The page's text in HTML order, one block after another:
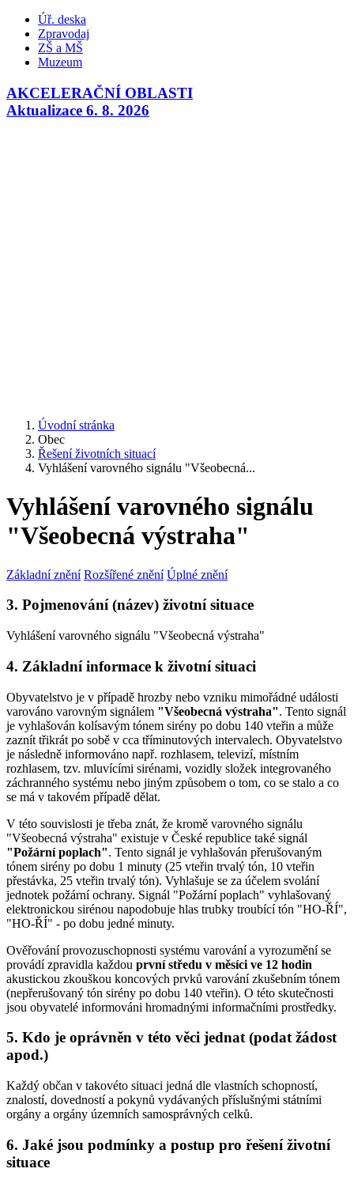
Úř. deska
Zpravodaj
ZŠ a MŠ
Muzeum
AKCELERAČNÍ OBLASTI
Aktualizace 6. 8. 2026
Úvodní stránka
Obec
Řešení životních situací
Vyhlášení varovného signálu "Všeobecná...
Vyhlášení varovného signálu
"Všeobecná výstraha"
Základní znění Rozšířené znění Úplné znění
3. Pojmenování (název) životní situace
Vyhlášení varovného signálu "Všeobecná výstraha"
4. Základní informace k životní situaci
Obyvatelstvo je v případě hrozby nebo vzniku mimořádné události
varováno varovným signálem "Všeobecná výstraha". Tento signál
je vyhlašován kolísavým tónem sirény po dobu 140 vteřin a může
zaznít třikrát po sobě v cca tříminutových intervalech. Obyvatelstvo
je následně informováno např. rozhlasem, televizí, místním
rozhlasem, tzv. mluvícími sirénami, vozidly složek integrovaného
záchranného systému nebo jiným způsobem o tom, co se stalo a co
se má v takovém případě dělat.
V této souvislosti je třeba znát, že kromě varovného signálu
"Všeobecná výstraha" existuje v České republice také signál
"Požární poplach". Tento signál je vyhlašován přerušovaným
tónem sirény po dobu 1 minuty (25 vteřin trvalý tón, 10 vteřin
přestávka, 25 vteřin trvalý tón). Vyhlašuje se za účelem svolání
jednotek požární ochrany. Signál "Požární poplach" vyhlašovaný
elektronickou sirénou napodobuje hlas trubky troubící tón "HO-ŘÍ",
"HO-ŘÍ" - po dobu jedné minuty.
Ověřování provozuschopnosti systému varování a vyrozumění se
provádí zpravidla každou první středu v měsíci ve 12 hodin
akustickou zkouškou koncových prvků varování zkušebním tónem
(nepřerušovaný tón sirény po dobu 140 vteřin). O této skutečnosti
jsou obyvatelé informováni hromadnými informačními prostředky.
5. Kdo je oprávněn v této věci jednat (podat žádost
apod.)
Každý občan v takovéto situaci jedná dle vlastních schopností,
znalostí, dovedností a pokynů vydávaných příslušnými státními
orgány a orgány územních samosprávných celků.
6. Jaké jsou podmínky a postup pro řešení životní
situace